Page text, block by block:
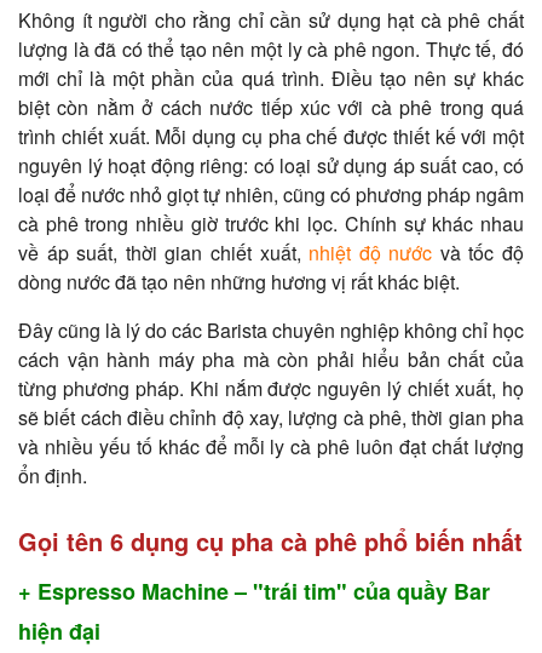
Không ít người cho rằng chỉ cần sử dụng hạt cà phê chất
lượng là đã có thể tạo nên một ly cà phê ngon. Thực tế, đó
mới chỉ là một phần của quá trình. Điều tạo nên sự khác
biệt còn nằm ở cách nước tiếp xúc với cà phê trong quá
trình chiết xuất. Mỗi dụng cụ pha chế được thiết kế với một
nguyên lý hoạt động riêng: có loại sử dụng áp suất cao, có
loại để nước nhỏ giọt tự nhiên, cũng có phương pháp ngâm
cà phê trong nhiều giờ trước khi lọc. Chính sự khác nhau
về áp suất, thời gian chiết xuất, nhiệt độ nước và tốc độ
dòng nước đã tạo nên những hương vị rất khác biệt.
Đây cũng là lý do các Barista chuyên nghiệp không chỉ học
cách vận hành máy pha mà còn phải hiểu bản chất của
từng phương pháp. Khi nắm được nguyên lý chiết xuất, họ
sẽ biết cách điều chỉnh độ xay, lượng cà phê, thời gian pha
và nhiều yếu tố khác để mỗi ly cà phê luôn đạt chất lượng
ổn định.
Gọi tên 6 dụng cụ pha cà phê phổ biến nhất
+ Espresso Machine – "trái tim" của quầy Bar
hiện đại